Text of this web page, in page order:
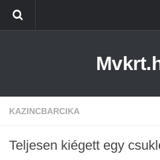
Tiszaújváros
Kazincbarcika
KAZINCBARCIKA
Teljesen kiégett egy